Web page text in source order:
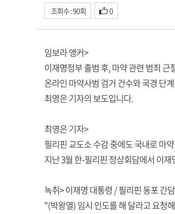
조회수 : 90회 0
임보라 앵커>
이재명정부 출범 후, 마약 관련 범죄
온라인 마약사범 검거 건수와 국경 단
최영은 기자의 보도입니다.
최영은 기자>
필리핀 교도소 수감 중에도 국내로 마
지난 3월 한-필리핀 정상회담에서 이
녹취> 이재명 대통령 / 필리핀 동포 간
"(박왕열) 임시 인도를 해 달라고 요청